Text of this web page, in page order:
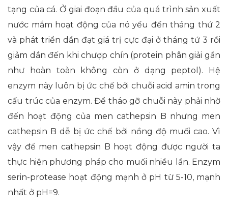
tạng của cá. Ở giai đoạn đầu của quá trình sản xuất
nước mắm hoạt động của nó yếu đến tháng thứ 2
và phát triển dần đạt giá trị cực đại ở tháng tứ 3 rồi
giảm dần đến khi chượp chín (protein phân giải gần
như hoàn toàn không còn ở dạng peptol). Hệ
enzym này luôn bị ức chế bởi chuỗi acid amin trong
cấu trúc của enzym. Để tháo gỡ chuỗi này phải nhờ
đến hoạt động của men cathepsin B nhưng men
cathepsin B dễ bị ức chế bởi nồng độ muối cao. Vì
vậy để men cathepsin B hoạt động được người ta
thực hiện phương pháp cho muối nhiều lần. Enzym
serin-protease hoạt động mạnh ở pH từ 5-10, mạnh
nhất ở pH=9.